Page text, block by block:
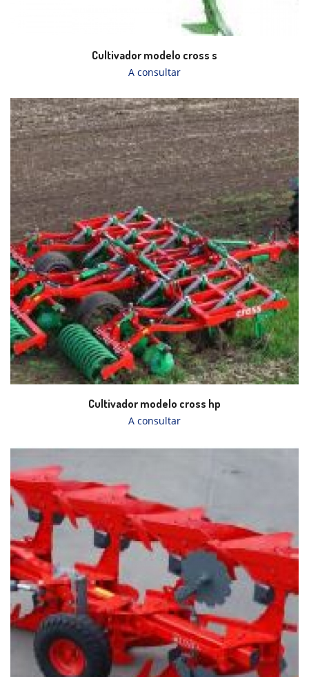
Cultivador modelo cross s
A consultar
Cultivador modelo cross hp
A consultar